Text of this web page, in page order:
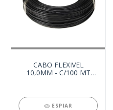
CABO FLEXIVEL
10,0MM - C/100 MT
ESPIAR